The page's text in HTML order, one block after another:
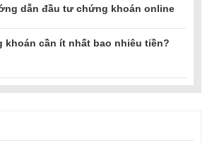
dẫn đầu tư chứng khoán online
khoán cần ít nhất bao nhiêu tiền?